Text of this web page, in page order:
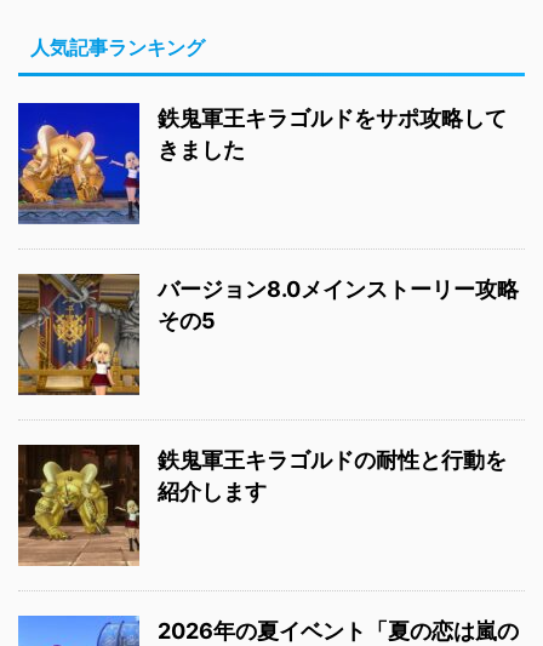
人気記事ランキング
鉄鬼軍王キラゴルドをサポ攻略して
きました
バージョン8.0メインストーリー攻略
その5
鉄鬼軍王キラゴルドの耐性と行動を
紹介します
2026年の夏イベント「夏の恋は嵐の